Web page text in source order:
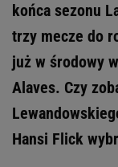
końca sezonu
trzy mecze do
już w środowy
Alaves. Czy
Hansi Flick